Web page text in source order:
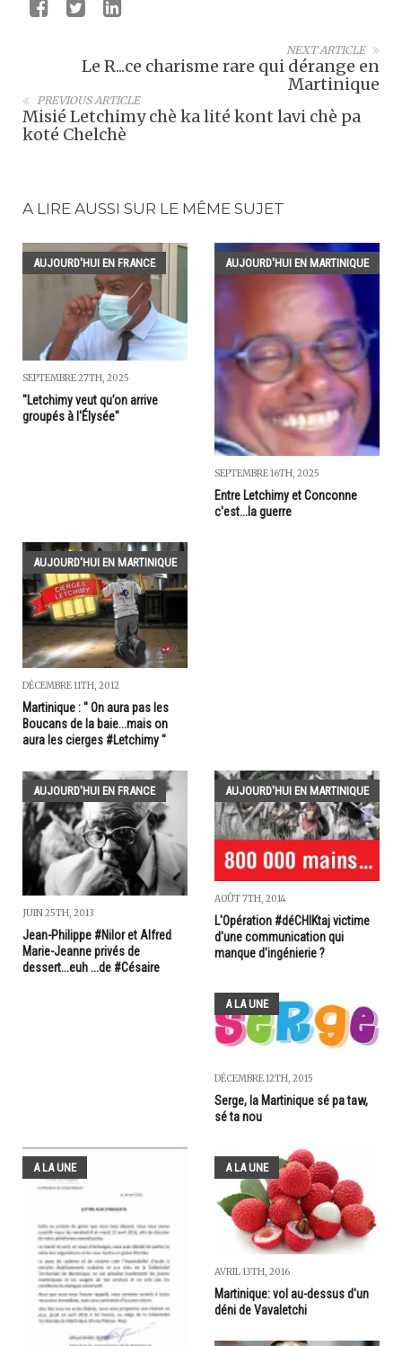
NEXT ARTICLE
Le R...ce charisme rare qui dérange en
Martinique
PREVIOUS ARTICLE
Misié Letchimy chè ka lité kont lavi chè pa
koté Chelchè
A LIRE AUSSI SUR LE MÊME SUJET
AUJOURD'HUI EN FRANCE
SEPTEMBRE 27TH, 2025
"Letchimy veut qu’on arrive
groupés à l'Élysée"
AUJOURD'HUI EN MARTINIQUE
SEPTEMBRE 16TH, 2025
Entre Letchimy et Conconne
c'est...la guerre
AUJOURD'HUI EN MARTINIQUE
DÉCEMBRE 11TH, 2012
Martinique : " On aura pas les
Boucans de la baie...mais on
aura les cierges #Letchimy "
AUJOURD'HUI EN FRANCE
JUIN 25TH, 2013
Jean-Philippe #Nilor et Alfred
Marie-Jeanne privés de
dessert...euh ...de #Césaire
AUJOURD'HUI EN MARTINIQUE
AOÛT 7TH, 2014
L'Opération #déCHIKtaj victime
d'une communication qui
manque d'ingénierie ?
A LA UNE
DÉCEMBRE 12TH, 2015
Serge, la Martinique sé pa taw,
sé ta nou
A LA UNE A LA UNE
AVRIL 13TH, 2016
Martinique: vol au-dessus d'un
déni de Vavaletchi